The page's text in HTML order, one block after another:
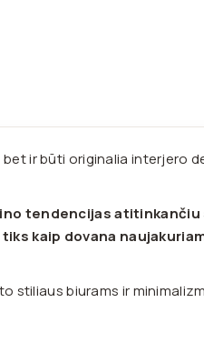
ir būti originalia interjero
tendencijas atitinkančiu
kaip dovana
stiliaus biurams ir